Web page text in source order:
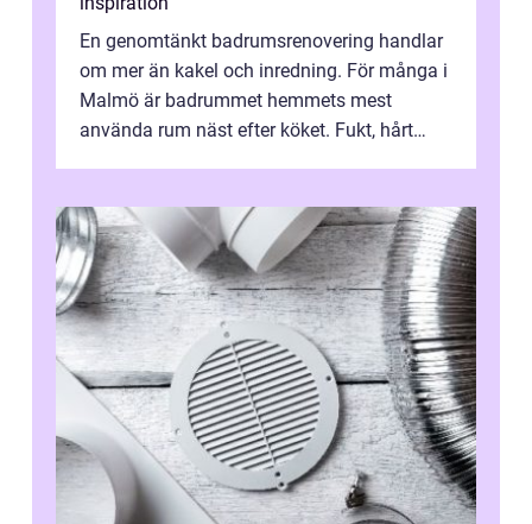
En genomtänkt badrumsrenovering handlar
om mer än kakel och inredning. För många i
Malmö är badrummet hemmets mest
använda rum näst efter köket. Fukt, hårt